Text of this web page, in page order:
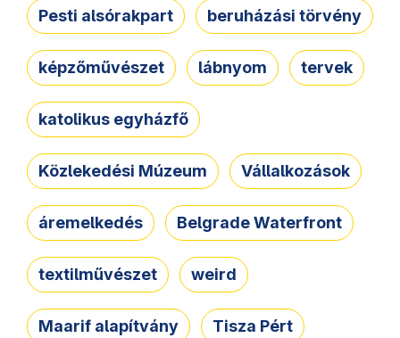
Pesti alsórakpart beruházási törvény
képzőművészet lábnyom tervek
katolikus egyházfő
Közlekedési Múzeum Vállalkozások
áremelkedés Belgrade Waterfront
textilművészet weird
Maarif alapítvány Tisza Pért